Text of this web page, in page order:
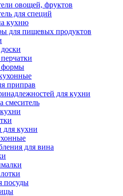
овощей, фруктов
для специй
кухню
для пищевых продуктов
формы
приправ
для кухни
смеситель
для кухни
для вина
посуды